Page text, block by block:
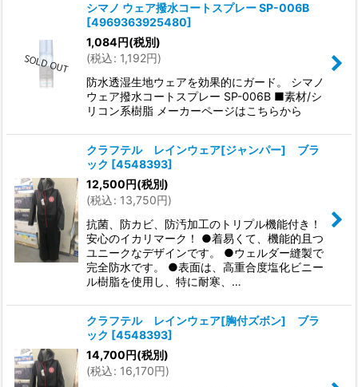
シマノ ウェア撥水コートスプレー SP-006B
[4969363925480]
1,084円(税別)
(税込: 1,192円)
防水透湿生地ウェアを効果的にガード。 シマノ
ウェア撥水コートスプレー SP-006B ■素材/シ
リコン系樹脂 メーカーページはこちらから
クラフテル レインウェア[ジャンパー] ブラ
ック [4548393]
12,500円(税別)
(税込: 13,750円)
抗菌、防カビ、防汚加工のトリプル機能付き！
安心のイカリマーク！ ●着易くて、機能的且つ
ユニークなデザインです。 ●ウェルダー縫製で
完全防水です。 ●表面は、高重合度塩化ビニー
ル樹脂を使用し、特に耐寒、…
クラフテル レインウェア[胸付ズボン] ブラ
ック [4548393]
14,700円(税別)
(税込: 16,170円)